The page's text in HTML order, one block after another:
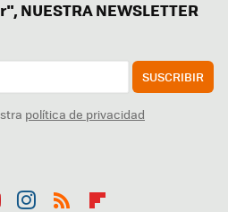
NUESTRA NEWSLETTER
SUSCRIBIR
política de privacidad